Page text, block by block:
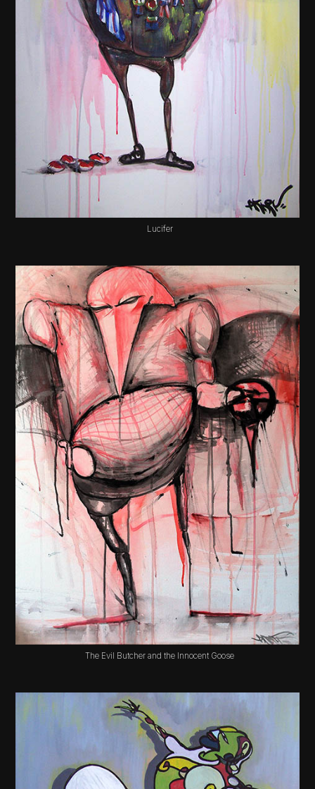
Lucifer
The Evil Butcher and the Innocent Goose